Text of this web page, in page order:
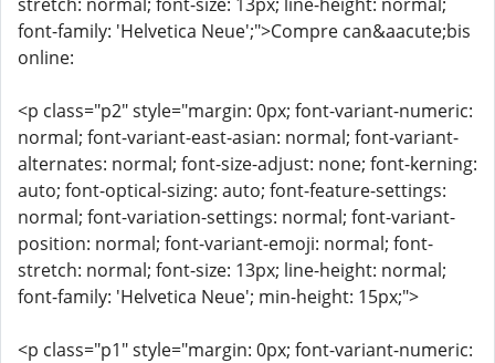
font-family: 'Helvetica Neue';">Compre can&aacute;bis
online:
<p class="p2" style="margin: 0px; font-variant-numeric:
normal; font-variant-east-asian: normal; font-variant-
alternates: normal; font-size-adjust: none; font-kerning:
auto; font-optical-sizing: auto; font-feature-settings:
normal; font-variation-settings: normal; font-variant-
position: normal; font-variant-emoji: normal; font-
stretch: normal; font-size: 13px; line-height: normal;
font-family: 'Helvetica Neue'; min-height: 15px;">
<p class="p1" style="margin: 0px; font-variant-numeric: